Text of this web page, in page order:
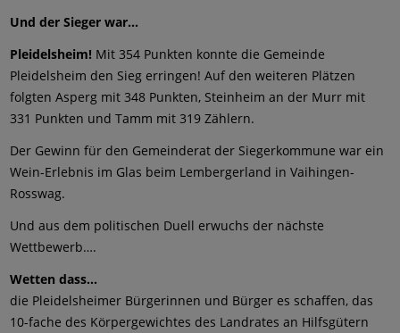
Und der Sieger war...
Pleidelsheim! Mit 354 Punkten konnte die Gemeinde
Pleidelsheim den Sieg erringen! Auf den weiteren Plätzen
folgten Asperg mit 348 Punkten, Steinheim an der Murr mit
331 Punkten und Tamm mit 319 Zählern.
Der Gewinn für den Gemeinderat der Siegerkommune war ein
Wein-Erlebnis im Glas beim Lembergerland in Vaihingen-
Rosswag.
Und aus dem politischen Duell erwuchs der nächste
Wettbewerb….
Wetten dass...
die Pleidelsheimer Bürgerinnen und Bürger es schaffen, das
10-fache des Körpergewichtes des Landrates an Hilfsgütern